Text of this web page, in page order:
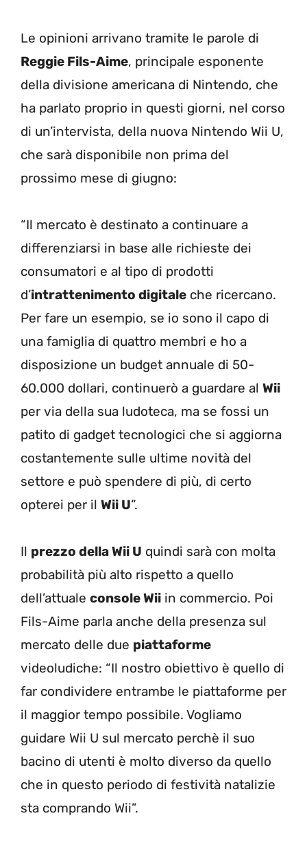
Le opinioni arrivano tramite le parole di
Reggie Fils-Aime, principale esponente
della divisione americana di Nintendo, che
ha parlato proprio in questi giorni, nel corso
di un’intervista, della nuova Nintendo Wii U,
che sarà disponibile non prima del
prossimo mese di giugno:
“Il mercato è destinato a continuare a
differenziarsi in base alle richieste dei
consumatori e al tipo di prodotti
d’intrattenimento digitale che ricercano.
Per fare un esempio, se io sono il capo di
una famiglia di quattro membri e ho a
disposizione un budget annuale di 50-
60.000 dollari, continuerò a guardare al Wii
per via della sua ludoteca, ma se fossi un
patito di gadget tecnologici che si aggiorna
costantemente sulle ultime novità del
settore e può spendere di più, di certo
opterei per il Wii U”.
Il prezzo della Wii U quindi sarà con molta
probabilità più alto rispetto a quello
dell’attuale console Wii in commercio. Poi
Fils-Aime parla anche della presenza sul
mercato delle due piattaforme
videoludiche: “Il nostro obiettivo è quello di
far condividere entrambe le piattaforme per
il maggior tempo possibile. Vogliamo
guidare Wii U sul mercato perchè il suo
bacino di utenti è molto diverso da quello
che in questo periodo di festività natalizie
sta comprando Wii”.